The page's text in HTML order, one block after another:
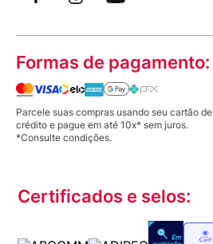
Formas de pagamento:
Parcele suas compras usando seu cartão de
crédito e pague em até 10x* sem juros.
*Consulte condições.
Certificados e selos: